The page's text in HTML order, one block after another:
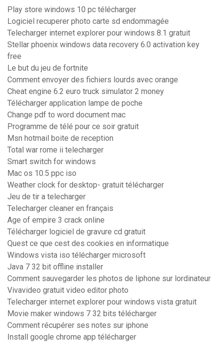
Play store windows 10 pc télécharger
Logiciel recuperer photo carte sd endommagée
Telecharger internet explorer pour windows 8.1 gratuit
Stellar phoenix windows data recovery 6.0 activation key
free
Le but du jeu de fortnite
Comment envoyer des fichiers lourds avec orange
Cheat engine 6.2 euro truck simulator 2 money
Télécharger application lampe de poche
Change pdf to word document mac
Programme de télé pour ce soir gratuit
Msn hotmail boite de reception
Total war rome ii telecharger
Smart switch for windows
Mac os 10.5 ppc iso
Weather clock for desktop- gratuit télécharger
Jeu de tir a telecharger
Telecharger cleaner en français
Age of empire 3 crack online
Télécharger logiciel de gravure cd gratuit
Quest ce que cest des cookies en informatique
Windows vista iso télécharger microsoft
Java 7 32 bit offline installer
Comment sauvegarder les photos de liphone sur lordinateur
Vivavideo gratuit video editor photo
Telecharger internet explorer pour windows vista gratuit
Movie maker windows 7 32 bits télécharger
Comment récupérer ses notes sur iphone
Install google chrome app télécharger